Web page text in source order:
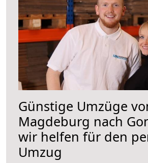
Günstige Umzüge
Magdeburg nach
wir helfen für den
Umzug